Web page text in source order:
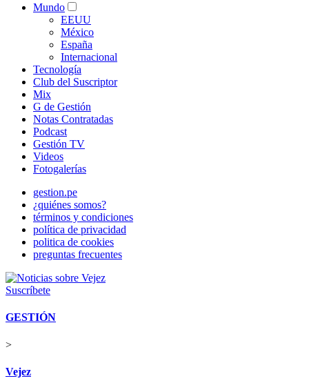
Mundo
EEUU
México
España
Internacional
Tecnología
Club del Suscriptor
Mix
G de Gestión
Notas Contratadas
Podcast
Gestión TV
Videos
Fotogalerías
gestion.pe
¿quiénes somos?
términos y condiciones
política de privacidad
politica de cookies
preguntas frecuentes
Suscríbete
GESTIÓN
>
Vejez